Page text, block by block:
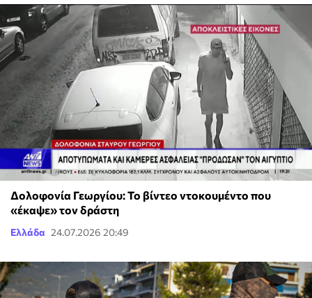
Δολοφονία Γεωργίου: Το βίντεο ντοκουμέντο που
«έκαψε» τον δράστη
Ελλάδα 24.07.2026 20:49